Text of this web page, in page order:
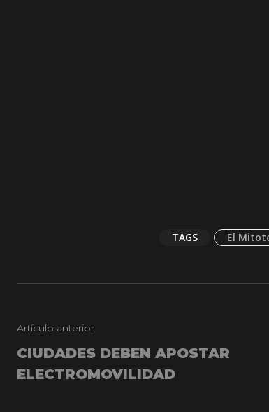
TAGS El
Artículo anterior
CIUDADES DEBEN APOSTAR
ELECTROMOVILIDAD